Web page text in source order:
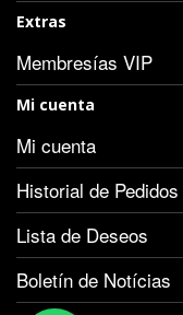
Extras
Membresías VIP
Mi cuenta
Mi cuenta
Historial de Pedidos
Lista de Deseos
Boletín de Notícias